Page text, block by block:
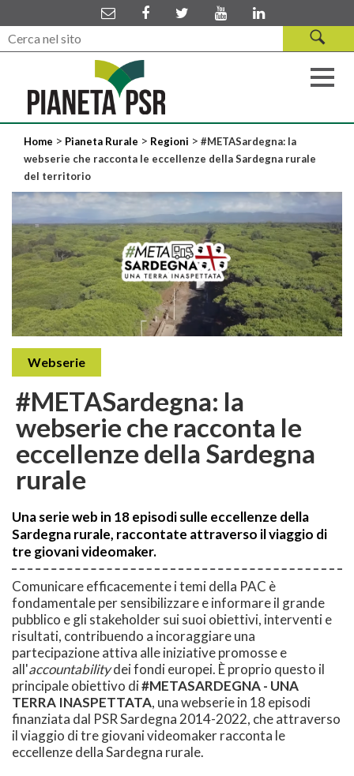
Home > Pianeta Rurale > Regioni > #METASardegna: la
webserie che racconta le eccellenze della Sardegna rurale
del territorio
Webserie
#METASardegna: la
webserie che racconta le
eccellenze della Sardegna
rurale
Una serie web in 18 episodi sulle eccellenze della
Sardegna rurale, raccontate attraverso il viaggio di
tre giovani videomaker.
Comunicare efficacemente i temi della PAC è
fondamentale per sensibilizzare e informare il grande
pubblico e gli stakeholder sui suoi obiettivi, interventi e
risultati, contribuendo a incoraggiare una
partecipazione attiva alle iniziative promosse e
all'accountabilitydei fondi europei. È proprio questo il
principale obiettivo di#METASARDEGNA - UNA
TERRA INASPETTATA, una webserie in 18 episodi
finanziata dal PSR Sardegna 2014-2022, che attraverso
il viaggio di tre giovani videomaker racconta le
eccellenze della Sardegna rurale.